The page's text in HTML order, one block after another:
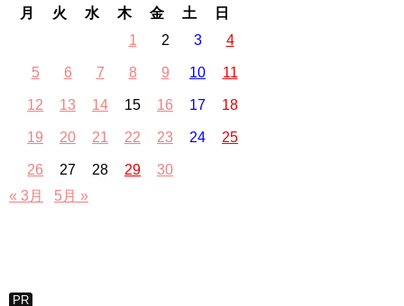
月
火 水 木 金 土
日
1
2 3 4
5 6 7 8 9 10 11
12 13 14 15 16 17 18
19 20 21 22 23 24 25
26 27 28 29
30
« 3月
5月 »
PR